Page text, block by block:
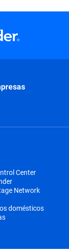
Center
Network
domésticos